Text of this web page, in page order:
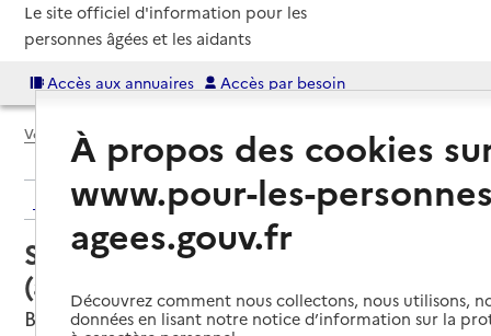
Le site officiel d'information pour les
personnes âgées et les aidants
Accès aux annuaires Accès par besoin
Voir le fil d’Ariane
Retour aux résultats de l'annuaire
Service autonomie à domicile
(aide) – Auxiléo Services
Bordeaux, GIRONDE
À propos des cookies
www.pour-les-
agees.gouv.fr
Découvrez comment nous collectons, nous utilisons,
données en lisant notre notice d’information sur la